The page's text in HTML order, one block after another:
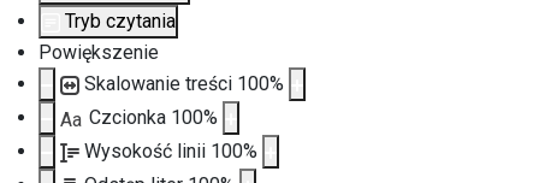
Tryb czytania
Powiększenie
Skalowanie treści 100%
Aa Czcionka 100%
Wysokość linii 100%